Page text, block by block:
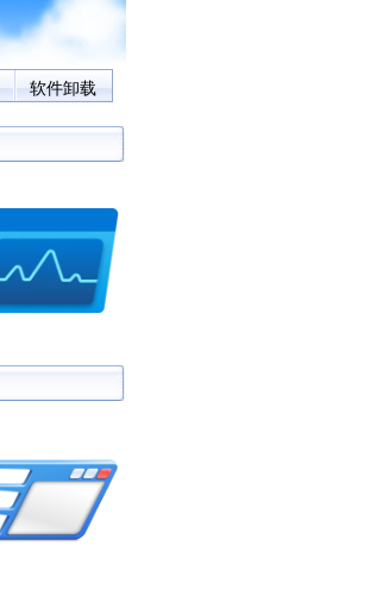
软件卸载